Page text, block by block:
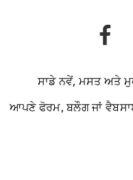
ਸਾਡੇ ਨਵੇਂ, ਮਸਤ ਅਤੇ
ਆਪਣੇ ਫੋਰਮ, ਬਲੌਗ ਜਾਂ